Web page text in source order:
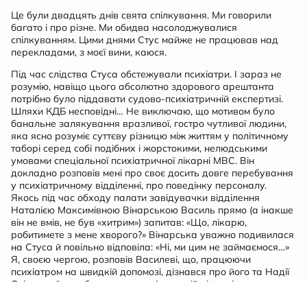
Це були двадцять днів свята спілкування. Ми говорили
багато і про різне. Ми обидва насолоджувалися
спілкуванням. Цими днями Стус майже не працював над
перекладами, з моєї вини, каюся.
Під час слідства Стуса обстежували психіатри. І зараз не
розумію, навіщо цього абсолютно здорового арештанта
потрібно було піддавати судово-психіатричній експертизі.
Шляхи КДБ несповідні… Не виключаю, що мотивом було
банальне залякування вразливої, гостро чутливої людини,
яка ясно розуміє суттєву різницю між життям у політичному
таборі серед собі подібних і жорстокими, нелюдськими
умовами спеціальної психіатричної лікарні МВС. Він
докладно розповів мені про своє досить довге перебування
у психіатричному відділенні, про поведінку персоналу.
Якось під час обходу палати завідувачки відділення
Наталією Максимівною Вінарською Василь прямо (а інакше
він не вмів, не був «хитрим») запитав: «Що, лікарю,
робитимете з мене хворого?» Вінарська уважно подивилася
на Стуса й повільно відповіла: «Ні, ми цим не займаємося…»
Я, своєю чергою, розповів Василеві, що, працюючи
психіатром на швидкій допомозі, дізнався про його та Надії